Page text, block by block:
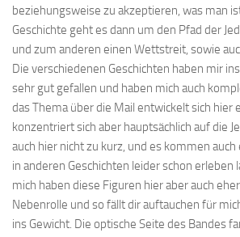
beziehungsweise zu akzeptieren, was man
Geschichte geht es dann um den Pfad der
und zum anderen einen Wettstreit, sowie
Die verschiedenen Geschichten haben mir
sehr gut gefallen und haben mich auch
das Thema über die Mail entwickelt sich hier
konzentriert sich aber hauptsächlich auf die
auch hier nicht zu kurz, und es kommen
in anderen Geschichten leider schon erleben
mich haben diese Figuren hier aber auch
Nebenrolle und so fällt dir auftauchen für
ins Gewicht. Die optische Seite des Bandes